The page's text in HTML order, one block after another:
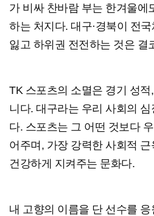
가 비싸 찬바람 부는 한겨울에
하는 처지다. 대구·경북이 전
잃고 하위권 전전하는 것은 결
TK 스포츠의 소멸은 경기 성
니다. 대구라는 우리 사회의
다. 스포츠는 그 어떤 것보다
어주며, 가장 강력한 사회적
건강하게 지켜주는 문화다.
내 고향의 이름을 단 선수를